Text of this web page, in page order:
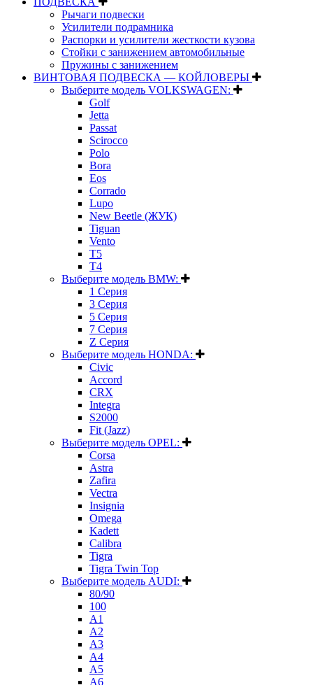
Рычаги подвески
Усилители подрамника
Распорки и усилители жесткости кузова
Стойки с занижением автомобильные
Пружины с занижением
ВИНТОВАЯ ПОДВЕСКА — КОЙЛОВЕРЫ
Выберите модель VOLKSWAGEN:
Golf
Jetta
Passat
Scirocco
Polo
Bora
Eos
Corrado
Lupo
New Beetle (ЖУК)
Tiguan
Vento
T5
T4
Выберите модель BMW:
1 Серия
3 Серия
5 Серия
7 Серия
Z Серия
Выберите модель HONDA:
Civic
Accord
CRX
Integra
S2000
Fit (Jazz)
Выберите модель OPEL:
Corsa
Astra
Zafira
Vectra
Insignia
Omega
Kadett
Calibra
Tigra
Tigra Twin Top
Выберите модель AUDI:
80/90
100
A1
A2
A3
A4
A5
A6